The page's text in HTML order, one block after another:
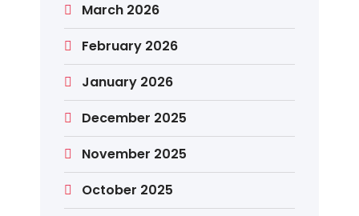
March 2026
February 2026
January 2026
December 2025
November 2025
October 2025